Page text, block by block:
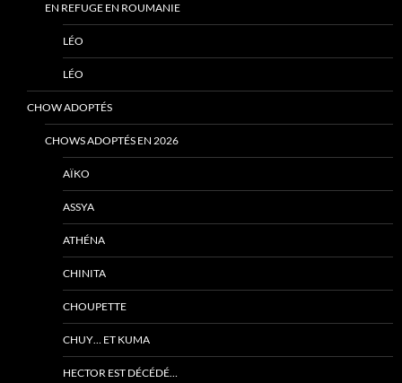
EN REFUGE EN ROUMANIE
LÉO
LÉO
CHOW ADOPTÉS
CHOWS ADOPTÉS EN 2026
AÏKO
ASSYA
ATHÉNA
CHINITA
CHOUPETTE
CHUY… ET KUMA
HECTOR EST DÉCÉDÉ…